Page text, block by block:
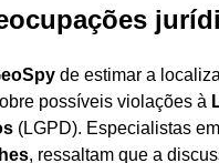
de estimar a
possíveis violações à
(LGPD). Especialistas
, ressaltam que a